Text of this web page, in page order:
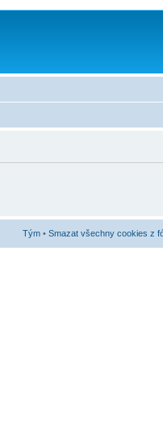
Tým • Smazat všechny cookies z